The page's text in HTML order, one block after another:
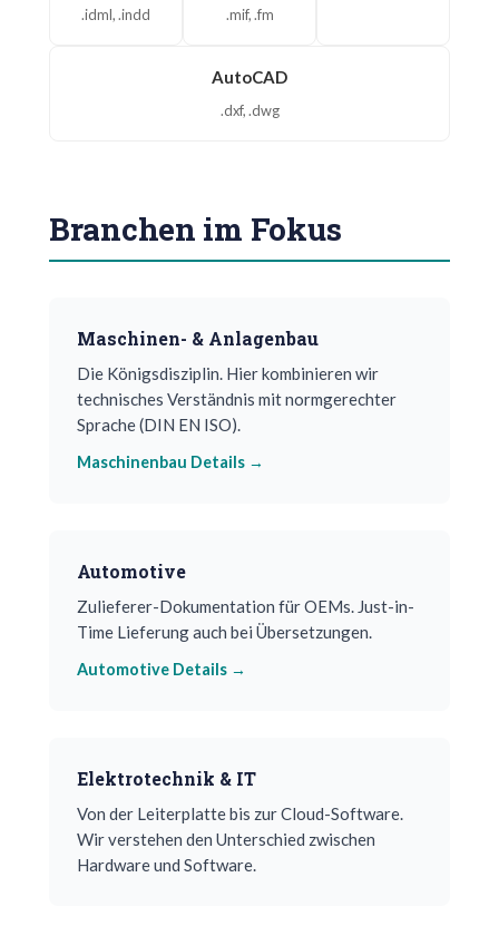
.idml, .indd .mif, .fm
AutoCAD
.dxf, .dwg
Branchen im Fokus
Maschinen- & Anlagenbau
Die Königsdisziplin. Hier kombinieren wir
technisches Verständnis mit normgerechter
Sprache (DIN EN ISO).
Maschinenbau Details →
Automotive
Zulieferer-Dokumentation für OEMs. Just-in-
Time Lieferung auch bei Übersetzungen.
Automotive Details →
Elektrotechnik & IT
Von der Leiterplatte bis zur Cloud-Software.
Wir verstehen den Unterschied zwischen
Hardware und Software.